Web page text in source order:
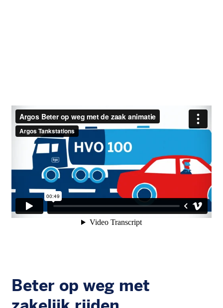
Beter op weg met